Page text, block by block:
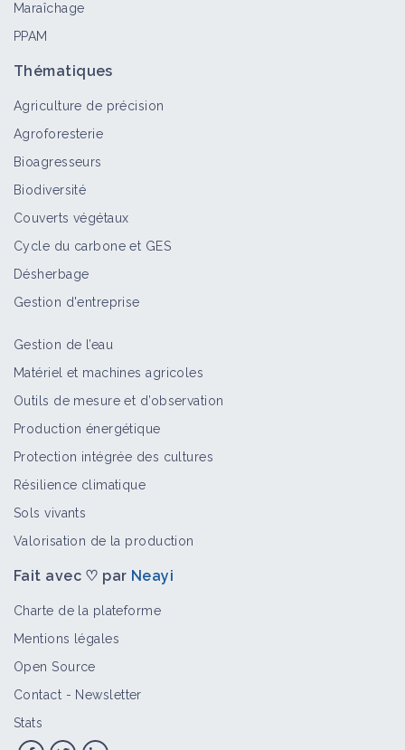
Maraîchage
PPAM
Thématiques
Agriculture de précision
Agroforesterie
Bioagresseurs
Biodiversité
Couverts végétaux
Cycle du carbone et GES
Désherbage
Gestion d'entreprise
Gestion de l’eau
Matériel et machines agricoles
Outils de mesure et d’observation
Production énergétique
Protection intégrée des cultures
Résilience climatique
Sols vivants
Valorisation de la production
Fait avec ♡ par Neayi
Charte de la plateforme
Mentions légales
Open Source
Contact - Newsletter
Stats